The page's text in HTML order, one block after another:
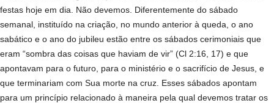
festas hoje em dia. Não devemos. Diferentemente do sábado
semanal, instituído na criação, no mundo anterior à queda, o ano
sabático e o ano do jubileu estão entre os sábados cerimoniais que
eram “sombra das coisas que haviam de vir” (Cl 2:16, 17) e que
apontavam para o futuro, para o ministério e o sacrifício de Jesus, e
que terminariam com Sua morte na cruz. Esses sábados apontam
para um princípio relacionado à maneira pela qual devemos tratar os